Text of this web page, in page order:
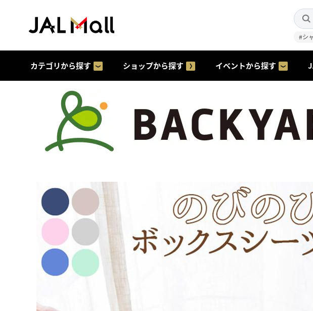
#シ
カテゴリから探す ショップから探す イベントから探す